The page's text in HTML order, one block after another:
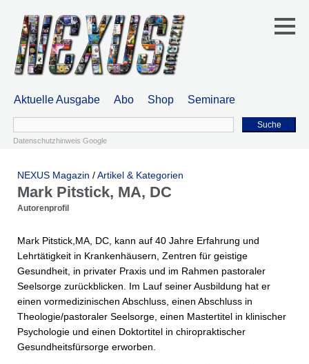
Aktuelle Ausgabe Abo Shop Seminare
Suche
Datenschutzhinweis Google
NEXUS Magazin /Artikel & Kategorien
Mark Pitstick, MA, DC
Autorenprofil
Mark Pitstick,MA, DC, kann auf 40 Jahre Erfahrung und
Lehrtätigkeit in Krankenhäusern, Zentren für geistige
Gesundheit, in privater Praxis und im Rahmen pastoraler
Seelsorge zurückblicken. Im Lauf seiner Ausbildung hat er
einen vormedizinischen Abschluss, einen Abschluss in
Theologie/pastoraler Seelsorge, einen Mastertitel in klinischer
Psychologie und einen Doktortitel in chiropraktischer
Gesundheitsfürsorge erworben.